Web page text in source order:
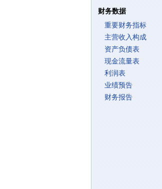
财务数据
重要财务指标
主营收入构成
资产负债表
现金流量表
利润表
业绩预告
财务报告